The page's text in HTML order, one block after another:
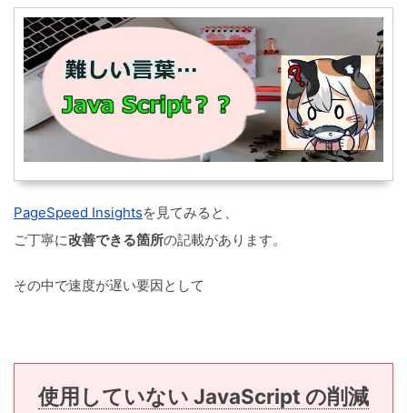
PageSpeed Insightsを見てみると、
ご丁寧に改善できる箇所の記載があります。
その中で速度が遅い要因として
使用していない JavaScript の削減